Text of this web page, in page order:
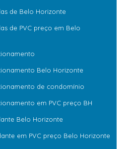
de Belo Horizonte
de PVC preço em Belo
Belo Horizonte
de condomínio
em PVC preço BH
Belo Horizonte
em PVC preço Belo Horizonte